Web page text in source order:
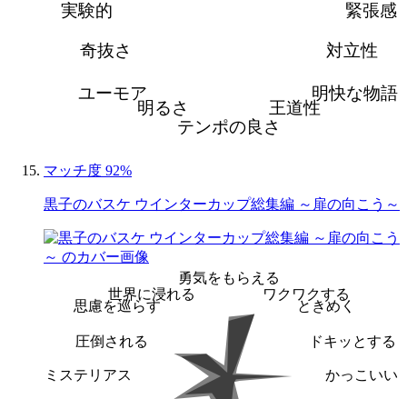
緊張感
対立性
明快な物語
王道性
テンポの良さ
明るさ
ユーモア
奇抜さ
実験的
マッチ度 92%
黒子のバスケ ウインターカップ総集編 ～扉の向こう～
勇気をもらえる
ワクワクする
ときめく
ドキッとする
かっこいい
ミステリアス
圧倒される
思慮を巡らす
世界に浸れる